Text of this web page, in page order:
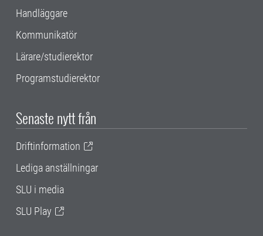
Handläggare
Kommunikatör
Lärare/studierektor
Programstudierektor
Senaste nytt från
Driftinformation
Lediga anställningar
SLU i media
SLU Play